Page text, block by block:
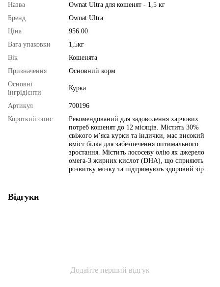
Назва
Ownat Ultra для кошенят - 1,5 кг
Бренд
Ownat Ultra
Ціна
956.00
Вага упаковки
1,5кг
Вік
Кошенята
Призначення
Основний корм
Основні
інгрідієнти
Курка
Артикул
700196
Короткий опис
Рекомендований для задоволення харчових
потреб кошенят до 12 місяців. Містить 30%
свіжого м’яса курки та індички, має високий
вміст білка для забезпечення оптимального
зростання. Містить лососеву олію як джерело
омега-3 жирних кислот (DHA), що сприяють
розвитку мозку та підтримують здоровий зір.
Відгуки
Додайте перший відгук